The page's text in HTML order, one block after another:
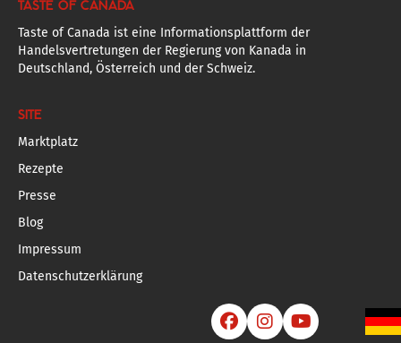
TASTE OF CANADA
Taste of Canada ist eine Informationsplattform der
Handelsvertretungen der Regierung von Kanada in
Deutschland, Österreich und der Schweiz.
SITE
Marktplatz
Rezepte
Presse
Blog
Impressum
Datenschutzerklärung
  